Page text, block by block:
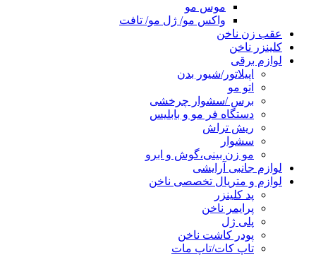
موس مو
واکس مو/ ژل مو/ تافت
عقب زن ناخن
کلینزر ناخن
لوازم برقی
اپیلاتور/شیور بدن
اتو مو
برس /سشوار چرخشی
دستگاه فر مو و بابلیس
ریش تراش
سشوار
مو زن بینی،گوش و ابرو
لوازم جانبی آرایشی
لوازم و متریال تخصصی ناخن
پد کلینزر
پرایمر ناخن
پلی ژل
پودر کاشت ناخن
تاپ کات/تاپ مات